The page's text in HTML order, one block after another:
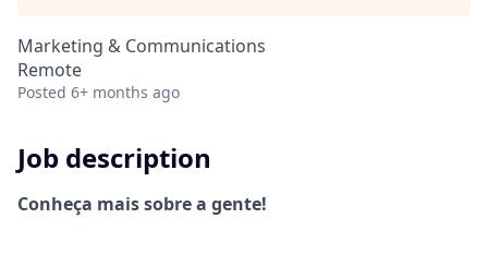
Marketing & Communications
Remote
Posted 6+ months ago
Job description
Conheça mais sobre a gente!